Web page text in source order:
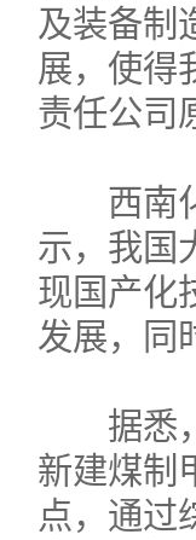
及装备制
展，使得
责任公司
西南化
示，我国
现国产化
发展，同
据悉，
新建煤制
点，通过